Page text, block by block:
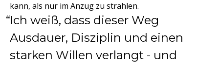
kann, als nur im Anzug zu strahlen.
Ich weiß, dass dieser Weg
Ausdauer, Disziplin und einen
starken Willen verlangt - und